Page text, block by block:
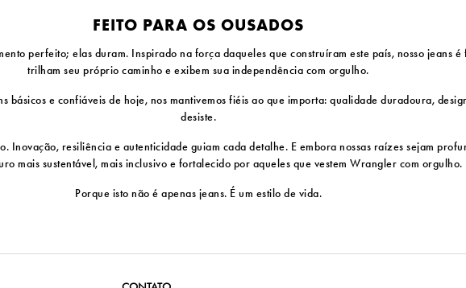
FEITO PARA OS OUSADOS
perfeito; elas duram. Inspirado na força daqueles que construíram este país, nosso jeans
trilham seu próprio caminho e exibem sua independência com orgulho.
básicos e confiáveis ​​de hoje, nos mantivemos fiéis ao que importa: qualidade duradoura,
desiste.
Inovação, resiliência e autenticidade guiam cada detalhe. E embora nossas raízes sejam
mais sustentável, mais inclusivo e fortalecido por aqueles que vestem Wrangler com orgulho.
Porque isto não é apenas jeans. É um estilo de vida.